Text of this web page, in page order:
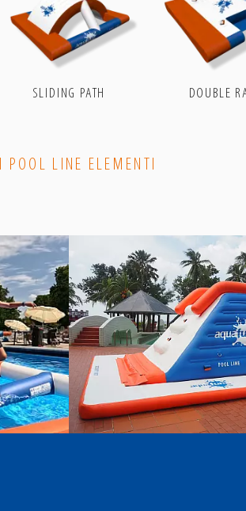
SLIDING PATH DOUBLE
POOL LINE ELEMENTI
aquafun
LinkedIn
aquafun
–
Telegram